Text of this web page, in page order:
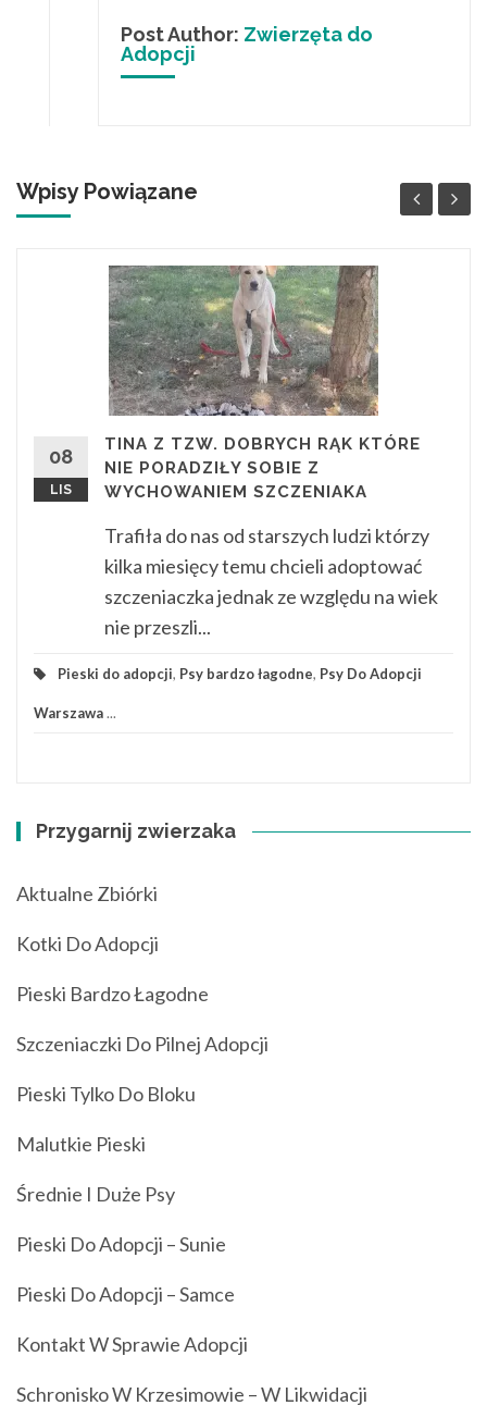
Post Author: Zwierzęta do
Adopcji
Wpisy Powiązane
08
LIS
TINA Z TZW. DOBRYCH RĄK KTÓRE
NIE PORADZIŁY SOBIE Z
WYCHOWANIEM SZCZENIAKA
Trafiła do nas od starszych ludzi którzy
kilka miesięcy temu chcieli adoptować
szczeniaczka jednak ze względu na wiek
nie przeszli...
Pieski do adopcji, Psy bardzo łagodne, Psy Do Adopcji
Warszawa...
Przygarnij zwierzaka
Aktualne Zbiórki
Kotki Do Adopcji
Pieski Bardzo Łagodne
Szczeniaczki Do Pilnej Adopcji
Pieski Tylko Do Bloku
Malutkie Pieski
Średnie I Duże Psy
Pieski Do Adopcji – Sunie
Pieski Do Adopcji – Samce
Kontakt W Sprawie Adopcji
Schronisko W Krzesimowie – W Likwidacji